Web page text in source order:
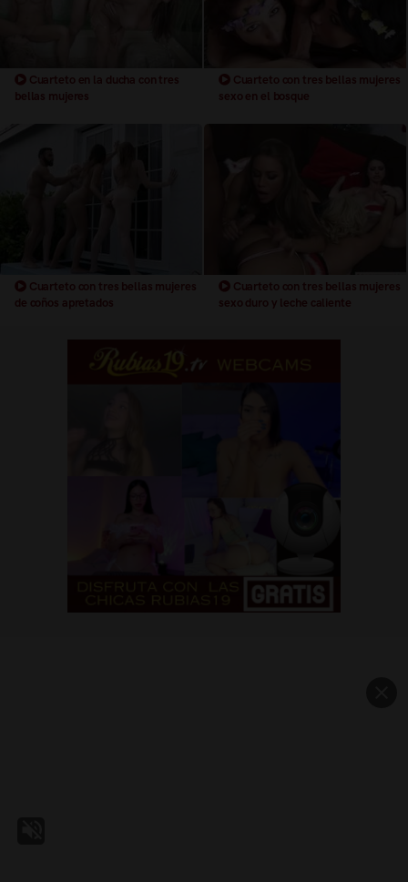
Cuarteto en la ducha con tres
bellas mujeres
Cuarteto con tres bellas mujeres
sexo en el bosque
Cuarteto con tres bellas mujeres
de coños apretados
Cuarteto con tres bellas mujeres
sexo duro y leche caliente